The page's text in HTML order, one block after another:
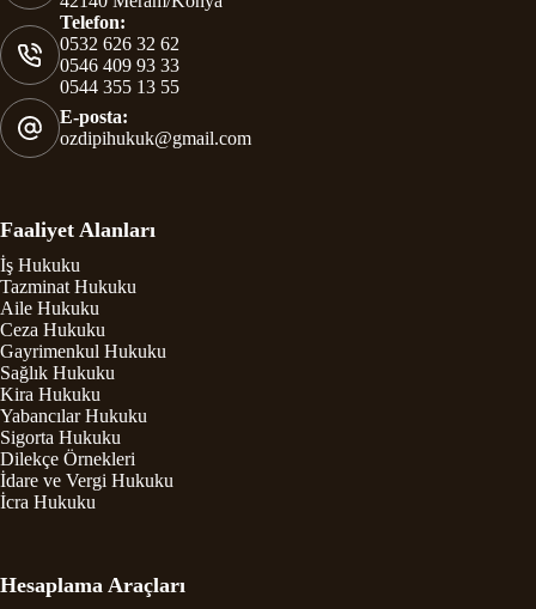
Telefon:
0532 626 32 62
0546 409 93 33
0544 355 13 55
E-posta:
ozdipihukuk@gmail.com
Faaliyet Alanları
İş Hukuku
Tazminat Hukuku
Aile Hukuku
Ceza Hukuku
Gayrimenkul Hukuku
Sağlık Hukuku
Kira Hukuku
Yabancılar Hukuku
Sigorta Hukuku
Dilekçe Örnekleri
İdare ve Vergi Hukuku
İcra Hukuku
Hesaplama Araçları